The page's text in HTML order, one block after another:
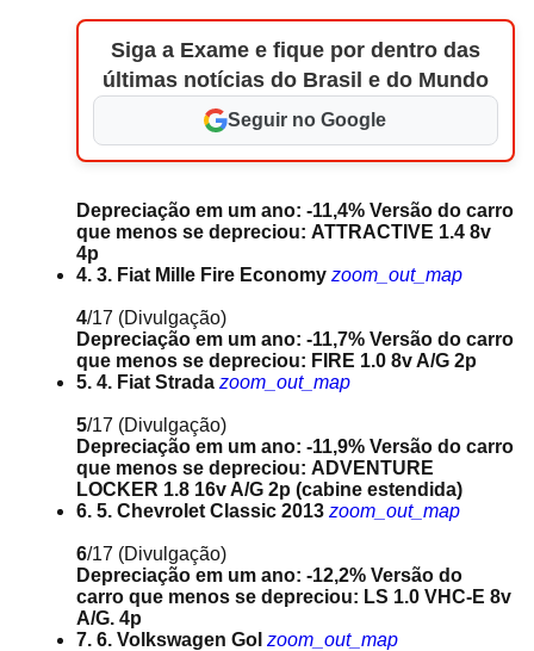
Siga a Exame e fique por dentro das
últimas notícias do Brasil e do Mundo
Seguir no Google
Depreciação em um ano: -11,4% Versão do carro
que menos se depreciou: ATTRACTIVE 1.4 8v
4p
4. 3. Fiat Mille Fire Economy zoom_out_map
4/17 (Divulgação)
Depreciação em um ano: -11,7% Versão do carro
que menos se depreciou: FIRE 1.0 8v A/G 2p
5. 4. Fiat Strada zoom_out_map
5/17 (Divulgação)
Depreciação em um ano: -11,9% Versão do carro
que menos se depreciou: ADVENTURE
LOCKER 1.8 16v A/G 2p (cabine estendida)
6. 5. Chevrolet Classic 2013 zoom_out_map
6/17 (Divulgação)
Depreciação em um ano: -12,2% Versão do
carro que menos se depreciou: LS 1.0 VHC-E 8v
A/G. 4p
7. 6. Volkswagen Gol zoom_out_map